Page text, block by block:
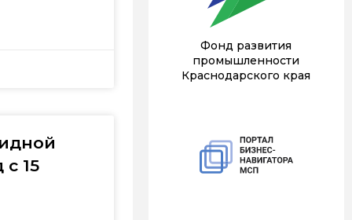
15
Фонд развития
промышленности
Краснодарского края